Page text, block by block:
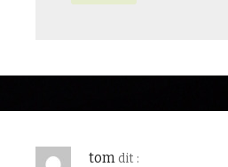
tom dit :